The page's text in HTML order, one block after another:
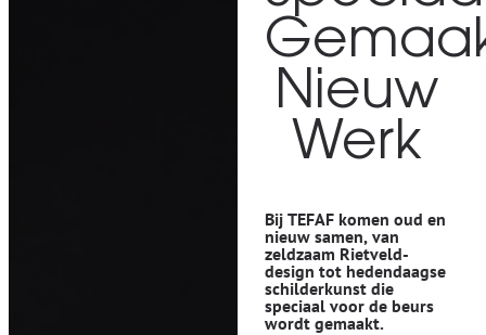
Nieuw
Werk
Bij TEFAF komen oud en
nieuw samen, van
zeldzaam Rietveld-
design tot hedendaagse
schilderkunst die
speciaal voor de beurs
wordt gemaakt.